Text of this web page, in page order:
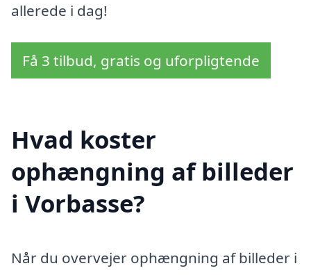
allerede i dag!
Få 3 tilbud, gratis og uforpligtende
Hvad koster
ophængning af billeder
i Vorbasse?
Når du overvejer ophængning af billeder i